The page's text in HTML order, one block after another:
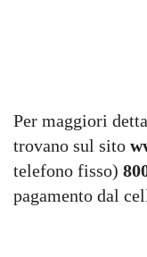
Per maggiori
trovano sul sito
telefono fisso)
pagamento dal